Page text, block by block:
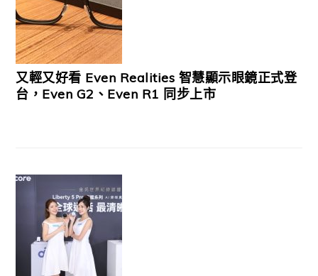
又輕又好看 Even Realities 智慧顯示眼鏡正式登
台，Even G2、Even R1 同步上市